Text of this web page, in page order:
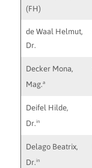
(FH)
de Waal Helmut,
Dr.
Decker Mona,
Mag.a
Deifel Hilde,
Dr.in
Delago Beatrix,
Dr.in